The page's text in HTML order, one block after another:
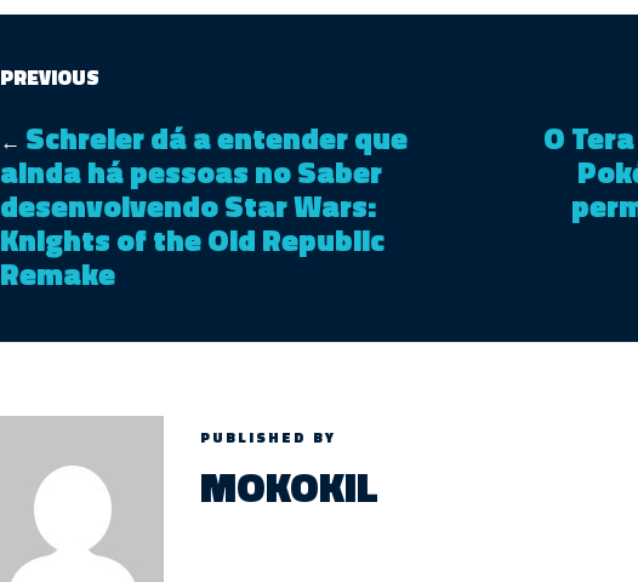
PREVIOUS
← Schreier dá a entender que
ainda há pessoas no Saber
desenvolvendo Star Wars:
Knights of the Old Republic
Remake
O
PUBLISHED BY
MOKOKIL